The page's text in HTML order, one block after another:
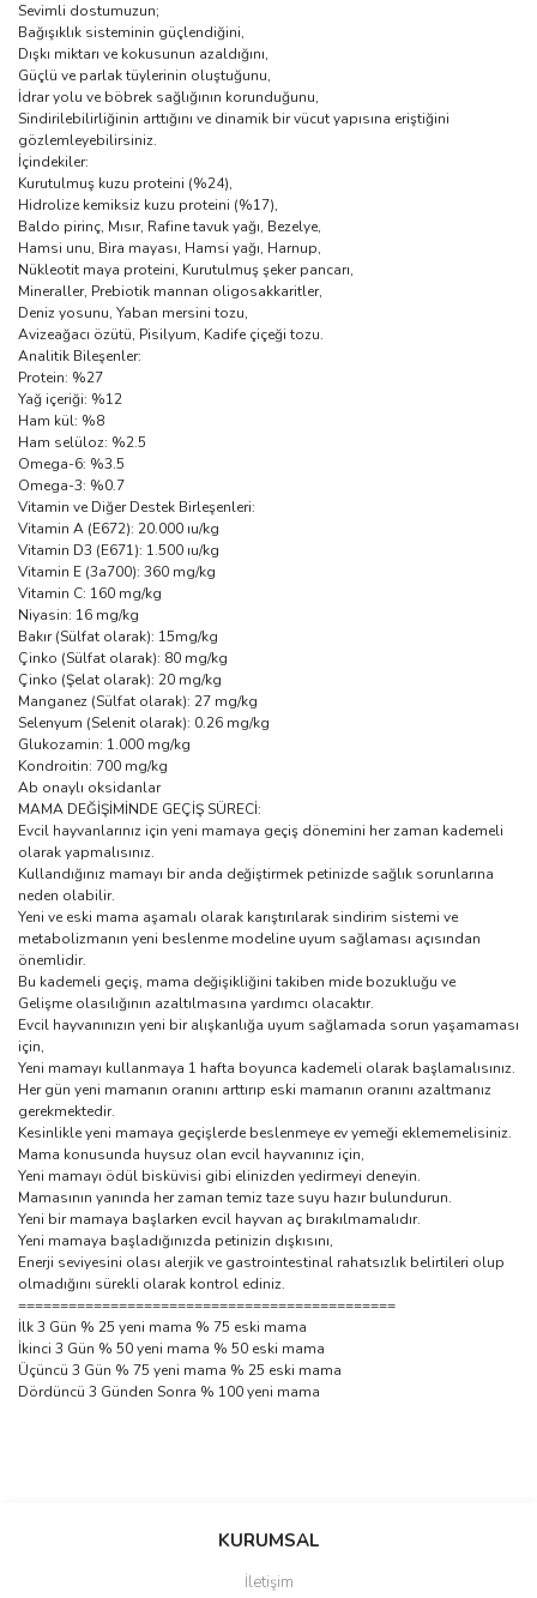
Sevimli dostumuzun;
Bağışıklık sisteminin güçlendiğini,
Dışkı miktarı ve kokusunun azaldığını,
Güçlü ve parlak tüylerinin oluştuğunu,
İdrar yolu ve böbrek sağlığının korunduğunu,
Sindirilebilirliğinin arttığını ve dinamik bir vücut yapısına eriştiğini
gözlemleyebilirsiniz.
İçindekiler:
Kurutulmuş kuzu proteini (%24),
Hidrolize kemiksiz kuzu proteini (%17),
Baldo pirinç, Mısır, Rafine tavuk yağı, Bezelye,
Hamsi unu, Bira mayası, Hamsi yağı, Harnup,
Nükleotit maya proteini, Kurutulmuş şeker pancarı,
Mineraller, Prebiotik mannan oligosakkaritler,
Deniz yosunu, Yaban mersini tozu,
Avizeağacı özütü, Pisilyum, Kadife çiçeği tozu.
Analitik Bileşenler:
Protein: %27
Yağ içeriği: %12
Ham kül: %8
Ham selüloz: %2.5
Omega-6: %3.5
Omega-3: %0.7
Vitamin ve Diğer Destek Birleşenleri:
Vitamin A (E672): 20.000 ıu/kg
Vitamin D3 (E671): 1.500 ıu/kg
Vitamin E (3a700): 360 mg/kg
Vitamin C: 160 mg/kg
Niyasin: 16 mg/kg
Bakır (Sülfat olarak): 15mg/kg
Çinko (Sülfat olarak): 80 mg/kg
Çinko (Şelat olarak): 20 mg/kg
Manganez (Sülfat olarak): 27 mg/kg
Selenyum (Selenit olarak): 0.26 mg/kg
Glukozamin: 1.000 mg/kg
Kondroitin: 700 mg/kg
Ab onaylı oksidanlar
MAMA DEĞİŞİMİNDE GEÇİŞ SÜRECİ:
Evcil hayvanlarınız için yeni mamaya geçiş dönemini her zaman kademeli
olarak yapmalısınız.
Kullandığınız mamayı bir anda değiştirmek petinizde sağlık sorunlarına
neden olabilir.
Yeni ve eski mama aşamalı olarak karıştırılarak sindirim sistemi ve
metabolizmanın yeni beslenme modeline uyum sağlaması açısından
önemlidir.
Bu kademeli geçiş, mama değişikliğini takiben mide bozukluğu ve
Gelişme olasılığının azaltılmasına yardımcı olacaktır.
Evcil hayvanınızın yeni bir alışkanlığa uyum sağlamada sorun yaşamaması
için,
Yeni mamayı kullanmaya 1 hafta boyunca kademeli olarak başlamalısınız.
Her gün yeni mamanın oranını arttırıp eski mamanın oranını azaltmanız
gerekmektedir.
Kesinlikle yeni mamaya geçişlerde beslenmeye ev yemeği eklememelisiniz.
Mama konusunda huysuz olan evcil hayvanınız için,
Yeni mamayı ödül bisküvisi gibi elinizden yedirmeyi deneyin.
Mamasının yanında her zaman temiz taze suyu hazır bulundurun.
Yeni bir mamaya başlarken evcil hayvan aç bırakılmamalıdır.
Yeni mamaya başladığınızda petinizin dışkısını,
Enerji seviyesini olası alerjik ve gastrointestinal rahatsızlık belirtileri olup
olmadığını sürekli olarak kontrol ediniz.
=============================================
İlk 3 Gün % 25 yeni mama % 75 eski mama
İkinci 3 Gün % 50 yeni mama % 50 eski mama
Üçüncü 3 Gün % 75 yeni mama % 25 eski mama
Dördüncü 3 Günden Sonra % 100 yeni mama
Bu ürüne ilk yorumu siz yapın!
KURUMSAL
İletişim